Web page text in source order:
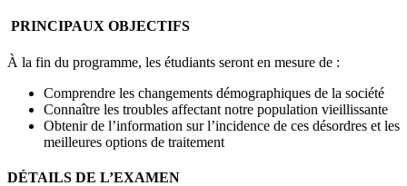
PRINCIPAUX OBJECTIFS
À la fin du programme, les étudiants seront en mesure de :
Comprendre les changements démographiques de la société
Connaître les troubles affectant notre population vieillissante
Obtenir de l’information sur l’incidence de ces désordres et les
meilleures options de traitement
DÉTAILS DE L’EXAMEN